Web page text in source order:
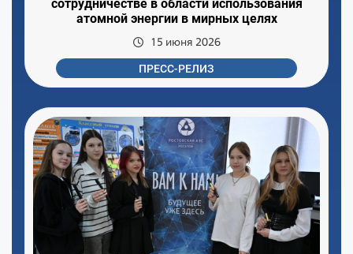
сотрудничестве в области использования
атомной энергии в мирных целях
15 июня 2026
ПРЕСС-РЕЛИЗ